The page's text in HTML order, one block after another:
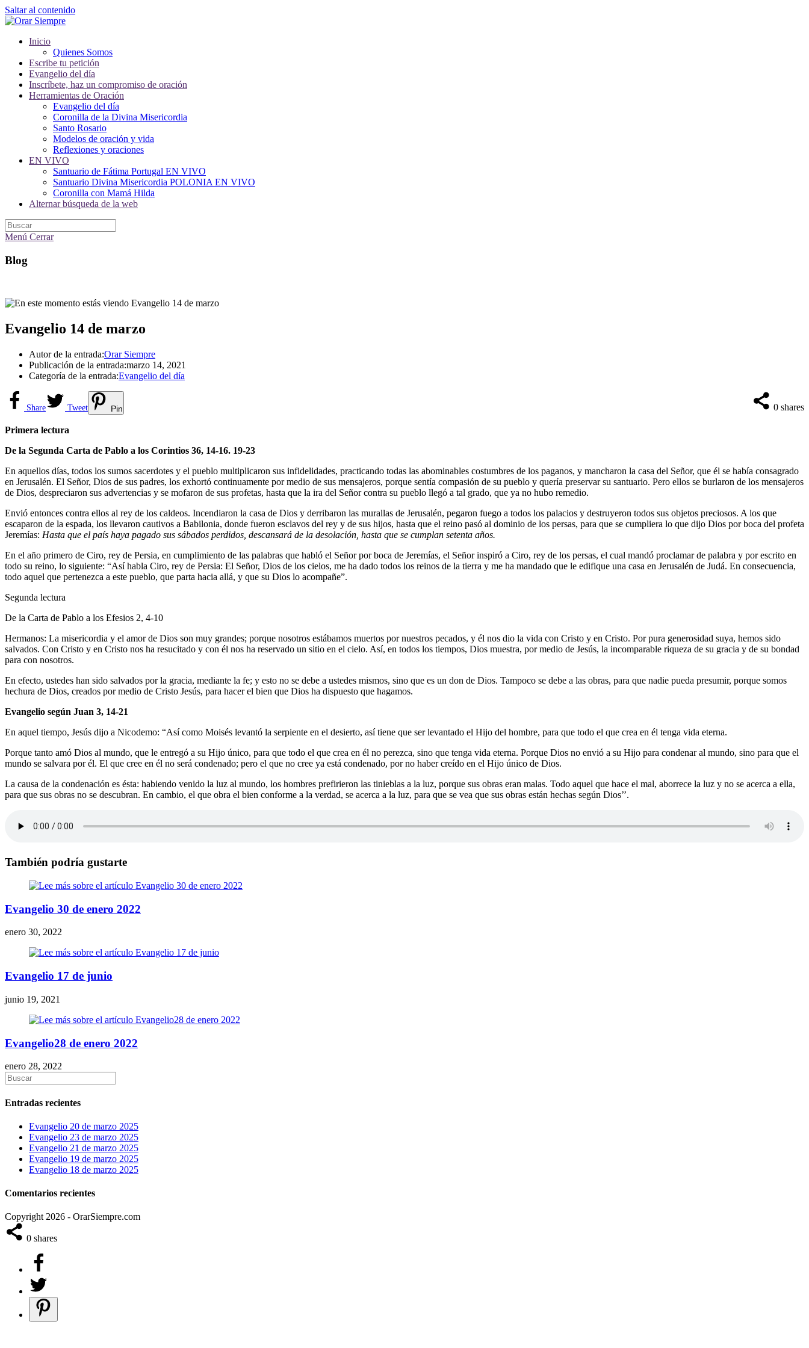
Saltar al contenido
Inicio
Quienes Somos
Escribe tu petición
Evangelio del día
Inscríbete, haz un compromiso de oración
Herramientas de Oración
Evangelio del día
Coronilla de la Divina Misericordia
Santo Rosario
Modelos de oración y vida
Reflexiones y oraciones
EN VIVO
Santuario de Fátima Portugal EN VIVO
Santuario Divina Misericordia POLONIA EN VIVO
Coronilla con Mamá Hilda
Alternar búsqueda de la web
Menú Cerrar
Blog
Evangelio 14 de marzo
Autor de la entrada:Orar Siempre
Publicación de la entrada:marzo 14, 2021
Categoría de la entrada:Evangelio del día
0 shares
Share Tweet Pin
Primera lectura
De la Segunda Carta de Pablo a los Corintios 36, 14-16. 19-23
En aquellos días, todos los sumos sacerdotes y el pueblo multiplicaron sus infidelidades, practicando todas las abominables costumbres de los paganos, y mancharon la casa del Señor, que él se había consagrado
en Jerusalén. El Señor, Dios de sus padres, los exhortó continuamente por medio de sus mensajeros, porque sentía compasión de su pueblo y quería preservar su santuario. Pero ellos se burlaron de los mensajeros
de Dios, despreciaron sus advertencias y se mofaron de sus profetas, hasta que la ira del Señor contra su pueblo llegó a tal grado, que ya no hubo remedio.
Envió entonces contra ellos al rey de los caldeos. Incendiaron la casa de Dios y derribaron las murallas de Jerusalén, pegaron fuego a todos los palacios y destruyeron todos sus objetos preciosos. A los que
escaparon de la espada, los llevaron cautivos a Babilonia, donde fueron esclavos del rey y de sus hijos, hasta que el reino pasó al dominio de los persas, para que se cumpliera lo que dijo Dios por boca del profeta
Jeremías: Hasta que el país haya pagado sus sábados perdidos, descansará de la desolación, hasta que se cumplan setenta años.
En el año primero de Ciro, rey de Persia, en cumplimiento de las palabras que habló el Señor por boca de Jeremías, el Señor inspiró a Ciro, rey de los persas, el cual mandó proclamar de palabra y por escrito en
todo su reino, lo siguiente: “Así habla Ciro, rey de Persia: El Señor, Dios de los cielos, me ha dado todos los reinos de la tierra y me ha mandado que le edifique una casa en Jerusalén de Judá. En consecuencia,
todo aquel que pertenezca a este pueblo, que parta hacia allá, y que su Dios lo acompañe”.
Segunda lectura
De la Carta de Pablo a los Efesios 2, 4-10
Hermanos: La misericordia y el amor de Dios son muy grandes; porque nosotros estábamos muertos por nuestros pecados, y él nos dio la vida con Cristo y en Cristo. Por pura generosidad suya, hemos sido
salvados. Con Cristo y en Cristo nos ha resucitado y con él nos ha reservado un sitio en el cielo. Así, en todos los tiempos, Dios muestra, por medio de Jesús, la incomparable riqueza de su gracia y de su bondad
para con nosotros.
En efecto, ustedes han sido salvados por la gracia, mediante la fe; y esto no se debe a ustedes mismos, sino que es un don de Dios. Tampoco se debe a las obras, para que nadie pueda presumir, porque somos
hechura de Dios, creados por medio de Cristo Jesús, para hacer el bien que Dios ha dispuesto que hagamos.
Evangelio según Juan 3, 14-21
En aquel tiempo, Jesús dijo a Nicodemo: “Así como Moisés levantó la serpiente en el desierto, así tiene que ser levantado el Hijo del hombre, para que todo el que crea en él tenga vida eterna.
Porque tanto amó Dios al mundo, que le entregó a su Hijo único, para que todo el que crea en él no perezca, sino que tenga vida eterna. Porque Dios no envió a su Hijo para condenar al mundo, sino para que el
mundo se salvara por él. El que cree en él no será condenado; pero el que no cree ya está condenado, por no haber creído en el Hijo único de Dios.
La causa de la condenación es ésta: habiendo venido la luz al mundo, los hombres prefirieron las tinieblas a la luz, porque sus obras eran malas. Todo aquel que hace el mal, aborrece la luz y no se acerca a ella,
para que sus obras no se descubran. En cambio, el que obra el bien conforme a la verdad, se acerca a la luz, para que se vea que sus obras están hechas según Dios’’.
También podría gustarte
Evangelio 30 de enero 2022
enero 30, 2022
Evangelio 17 de junio
junio 19, 2021
Evangelio28 de enero 2022
enero 28, 2022
Entradas recientes
Evangelio 20 de marzo 2025
Evangelio 23 de marzo 2025
Evangelio 21 de marzo 2025
Evangelio 19 de marzo 2025
Evangelio 18 de marzo 2025
Comentarios recientes
Copyright 2026 - OrarSiempre.com
0 shares